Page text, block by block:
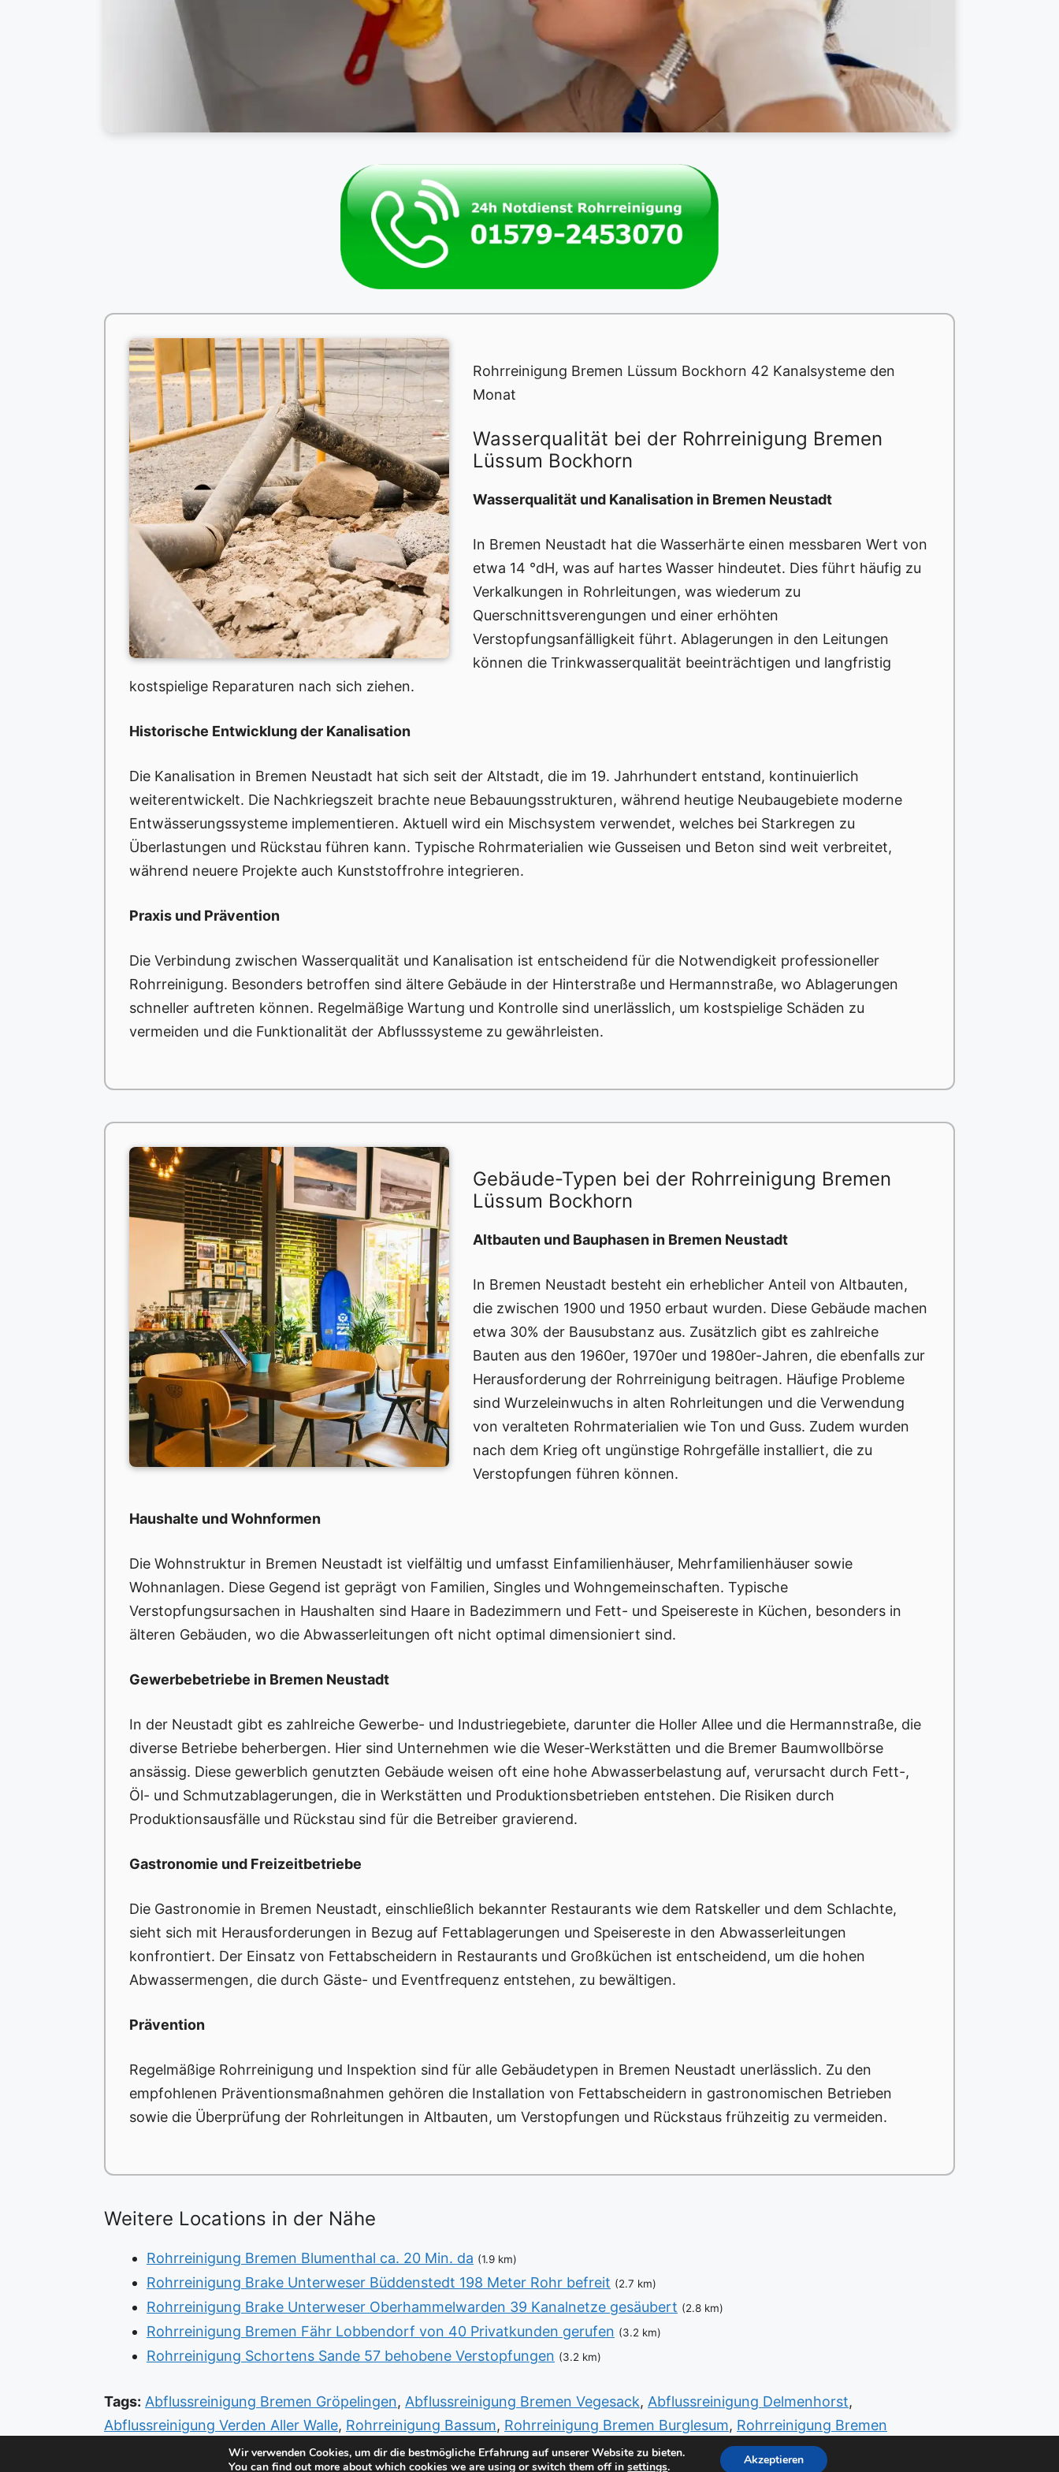
Rohrreinigung Bremen Lüssum Bockhorn 42 Kanalsysteme den
Monat
Wasserqualität bei der Rohrreinigung Bremen
Lüssum Bockhorn
Wasserqualität und Kanalisation in Bremen Neustadt
In Bremen Neustadt hat die Wasserhärte einen messbaren Wert von
etwa 14 °dH, was auf hartes Wasser hindeutet. Dies führt häufig zu
Verkalkungen in Rohrleitungen, was wiederum zu
Querschnittsverengungen und einer erhöhten
Verstopfungsanfälligkeit führt. Ablagerungen in den Leitungen
können die Trinkwasserqualität beeinträchtigen und langfristig
kostspielige Reparaturen nach sich ziehen.
Historische Entwicklung der Kanalisation
Die Kanalisation in Bremen Neustadt hat sich seit der Altstadt, die im 19. Jahrhundert entstand, kontinuierlich
weiterentwickelt. Die Nachkriegszeit brachte neue Bebauungsstrukturen, während heutige Neubaugebiete moderne
Entwässerungssysteme implementieren. Aktuell wird ein Mischsystem verwendet, welches bei Starkregen zu
Überlastungen und Rückstau führen kann. Typische Rohrmaterialien wie Gusseisen und Beton sind weit verbreitet,
während neuere Projekte auch Kunststoffrohre integrieren.
Praxis und Prävention
Die Verbindung zwischen Wasserqualität und Kanalisation ist entscheidend für die Notwendigkeit professioneller
Rohrreinigung. Besonders betroffen sind ältere Gebäude in der Hinterstraße und Hermannstraße, wo Ablagerungen
schneller auftreten können. Regelmäßige Wartung und Kontrolle sind unerlässlich, um kostspielige Schäden zu
vermeiden und die Funktionalität der Abflusssysteme zu gewährleisten.
Gebäude-Typen bei der Rohrreinigung Bremen
Lüssum Bockhorn
Altbauten und Bauphasen in Bremen Neustadt
In Bremen Neustadt besteht ein erheblicher Anteil von Altbauten,
die zwischen 1900 und 1950 erbaut wurden. Diese Gebäude machen
etwa 30% der Bausubstanz aus. Zusätzlich gibt es zahlreiche
Bauten aus den 1960er, 1970er und 1980er-Jahren, die ebenfalls zur
Herausforderung der Rohrreinigung beitragen. Häufige Probleme
sind Wurzeleinwuchs in alten Rohrleitungen und die Verwendung
von veralteten Rohrmaterialien wie Ton und Guss. Zudem wurden
nach dem Krieg oft ungünstige Rohrgefälle installiert, die zu
Verstopfungen führen können.
Haushalte und Wohnformen
Die Wohnstruktur in Bremen Neustadt ist vielfältig und umfasst Einfamilienhäuser, Mehrfamilienhäuser sowie
Wohnanlagen. Diese Gegend ist geprägt von Familien, Singles und Wohngemeinschaften. Typische
Verstopfungsursachen in Haushalten sind Haare in Badezimmern und Fett- und Speisereste in Küchen, besonders in
älteren Gebäuden, wo die Abwasserleitungen oft nicht optimal dimensioniert sind.
Gewerbebetriebe in Bremen Neustadt
In der Neustadt gibt es zahlreiche Gewerbe- und Industriegebiete, darunter die Holler Allee und die Hermannstraße, die
diverse Betriebe beherbergen. Hier sind Unternehmen wie die Weser-Werkstätten und die Bremer Baumwollbörse
ansässig. Diese gewerblich genutzten Gebäude weisen oft eine hohe Abwasserbelastung auf, verursacht durch Fett-,
Öl- und Schmutzablagerungen, die in Werkstätten und Produktionsbetrieben entstehen. Die Risiken durch
Produktionsausfälle und Rückstau sind für die Betreiber gravierend.
Gastronomie und Freizeitbetriebe
Die Gastronomie in Bremen Neustadt, einschließlich bekannter Restaurants wie dem Ratskeller und dem Schlachte,
sieht sich mit Herausforderungen in Bezug auf Fettablagerungen und Speisereste in den Abwasserleitungen
konfrontiert. Der Einsatz von Fettabscheidern in Restaurants und Großküchen ist entscheidend, um die hohen
Abwassermengen, die durch Gäste- und Eventfrequenz entstehen, zu bewältigen.
Prävention
Regelmäßige Rohrreinigung und Inspektion sind für alle Gebäudetypen in Bremen Neustadt unerlässlich. Zu den
empfohlenen Präventionsmaßnahmen gehören die Installation von Fettabscheidern in gastronomischen Betrieben
sowie die Überprüfung der Rohrleitungen in Altbauten, um Verstopfungen und Rückstaus frühzeitig zu vermeiden.
Weitere Locations in der Nähe
Rohrreinigung Bremen Blumenthal ca. 20 Min. da (1.9 km)
Rohrreinigung Brake Unterweser Büddenstedt 198 Meter Rohr befreit (2.7 km)
Rohrreinigung Brake Unterweser Oberhammelwarden 39 Kanalnetze gesäubert (2.8 km)
Rohrreinigung Bremen Fähr Lobbendorf von 40 Privatkunden gerufen (3.2 km)
Rohrreinigung Schortens Sande 57 behobene Verstopfungen (3.2 km)
Tags: Abflussreinigung Bremen Gröpelingen, Abflussreinigung Bremen Vegesack, Abflussreinigung Delmenhorst,
Abflussreinigung Verden Aller Walle, Rohrreinigung Bassum, Rohrreinigung Bremen Burglesum, Rohrreinigung Bremen
Rohrreinigung Bremen Huchting ,Sanitär Bremen Ohlenhof
Wir verwenden Cookies, um dir die bestmögliche Erfahrung auf unserer Website zu bieten.
You can find out more about which cookies we are using or switch them off insettings. Akzeptieren